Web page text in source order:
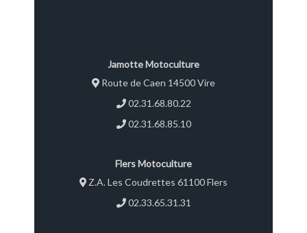
Jamotte Motoculture
Route de Caen 14500 Vire
02.31.68.80.22
02.31.68.85.10
Flers Motoculture
Z.A. Les Coudrettes 61100 Flers
02.33.65.31.31